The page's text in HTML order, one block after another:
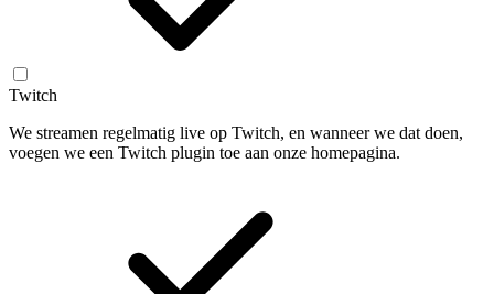
Twitch
We streamen regelmatig live op Twitch, en wanneer we dat doen,
voegen we een Twitch plugin toe aan onze homepagina.